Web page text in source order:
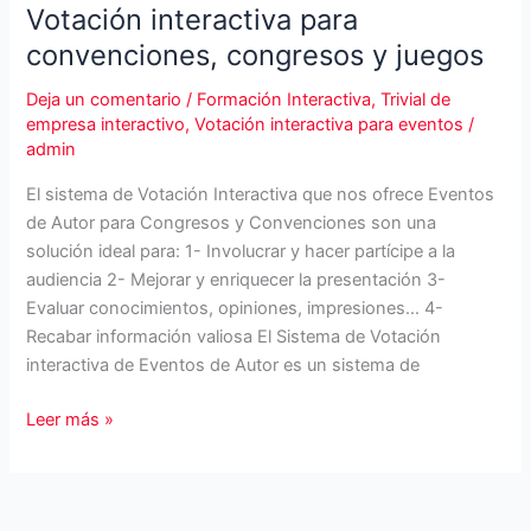
Votación interactiva para
convenciones, congresos y juegos
Deja un comentario / Formación Interactiva,Trivial de
empresa interactivo,Votación interactiva para eventos /
admin
El sistema de Votación Interactiva que nos ofrece Eventos
de Autor para Congresos y Convenciones son una
solución ideal para: 1- Involucrar y hacer partícipe a la
audiencia 2- Mejorar y enriquecer la presentación 3-
Evaluar conocimientos, opiniones, impresiones… 4-
Recabar información valiosa El Sistema de Votación
interactiva de Eventos de Autor es un sistema de
Votación
Leer más »